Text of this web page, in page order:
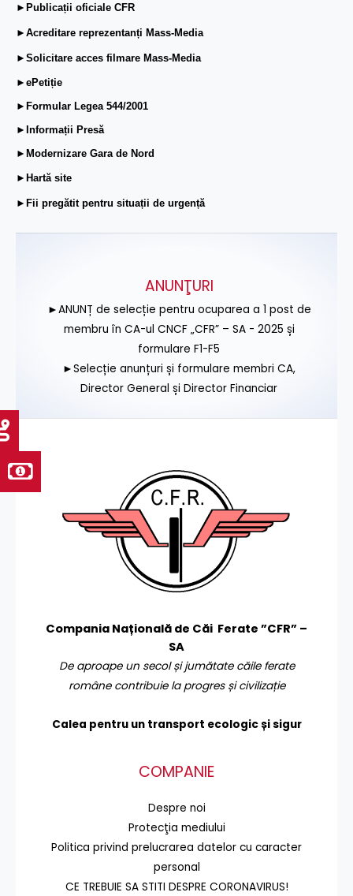
►Publicații oficiale CFR
►Acreditare reprezentanți Mass-Media
►Solicitare acces filmare Mass-Media
►ePetiție
►Formular Legea 544/2001
►Informații Presă
►Modernizare Gara de Nord
►Hartă site
►Fii pregătit pentru situații de urgență
ANUNŢURI
►ANUNȚ de selecție pentru ocuparea a 1 post de
membru în CA-ul CNCF „CFR” – SA - 2025 și
formulare F1-F5
►Selecție anunțuri și formulare membri CA,
Director General și Director Financiar
Compania Națională de Căi Ferate ”CFR” –
SA
De aproape un secol și jumătate căile ferate
române contribuie la progres și civilizație
Calea pentru un transport ecologic și sigur
COMPANIE
Despre noi
Protecţia mediului
Politica privind prelucrarea datelor cu caracter
personal
CE TREBUIE SA STITI DESPRE CORONAVIRUS!